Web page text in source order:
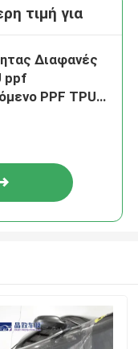
τιμή για
Διαφανές
ppf
PPF TPU